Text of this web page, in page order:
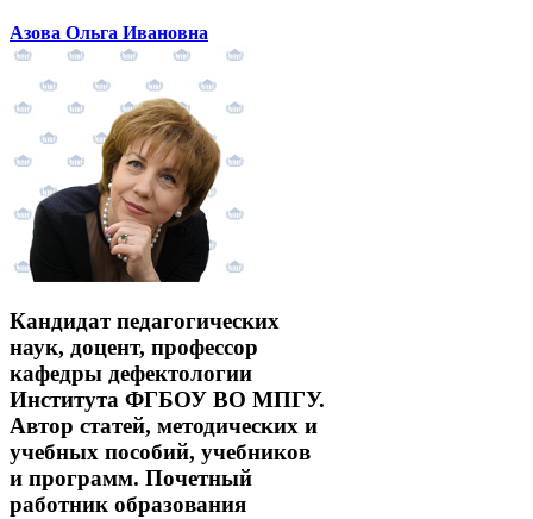
Азова Ольга Ивановна
Кандидат педагогических
наук, доцент, профессор
кафедры дефектологии
Института ФГБОУ ВО МПГУ.
Автор статей, методических и
учебных пособий, учебников
и программ. Почетный
работник образования